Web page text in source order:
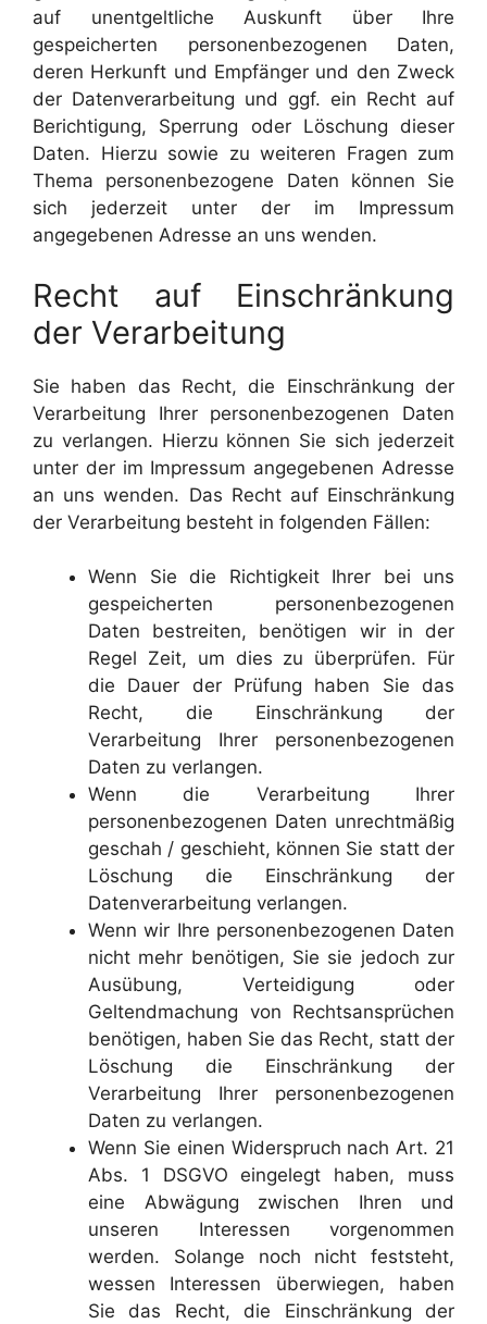
auf unentgeltliche Auskunft über Ihre
gespeicherten personenbezogenen Daten,
deren Herkunft und Empfänger und den Zweck
der Datenverarbeitung und ggf. ein Recht auf
Berichtigung, Sperrung oder Löschung dieser
Daten. Hierzu sowie zu weiteren Fragen zum
Thema personenbezogene Daten können Sie
sich jederzeit unter der im Impressum
angegebenen Adresse an uns wenden.
Recht auf Einschränkung
der Verarbeitung
Sie haben das Recht, die Einschränkung der
Verarbeitung Ihrer personenbezogenen Daten
zu verlangen. Hierzu können Sie sich jederzeit
unter der im Impressum angegebenen Adresse
an uns wenden. Das Recht auf Einschränkung
der Verarbeitung besteht in folgenden Fällen:
Wenn Sie die Richtigkeit Ihrer bei uns
gespeicherten personenbezogenen
Daten bestreiten, benötigen wir in der
Regel Zeit, um dies zu überprüfen. Für
die Dauer der Prüfung haben Sie das
Recht, die Einschränkung der
Verarbeitung Ihrer personenbezogenen
Daten zu verlangen.
Wenn die Verarbeitung Ihrer
personenbezogenen Daten unrechtmäßig
geschah / geschieht, können Sie statt der
Löschung die Einschränkung der
Datenverarbeitung verlangen.
Wenn wir Ihre personenbezogenen Daten
nicht mehr benötigen, Sie sie jedoch zur
Ausübung, Verteidigung oder
Geltendmachung von Rechtsansprüchen
benötigen, haben Sie das Recht, statt der
Löschung die Einschränkung der
Verarbeitung Ihrer personenbezogenen
Daten zu verlangen.
Wenn Sie einen Widerspruch nach Art. 21
Abs. 1 DSGVO eingelegt haben, muss
eine Abwägung zwischen Ihren und
unseren Interessen vorgenommen
werden. Solange noch nicht feststeht,
wessen Interessen überwiegen, haben
Sie das Recht, die Einschränkung der